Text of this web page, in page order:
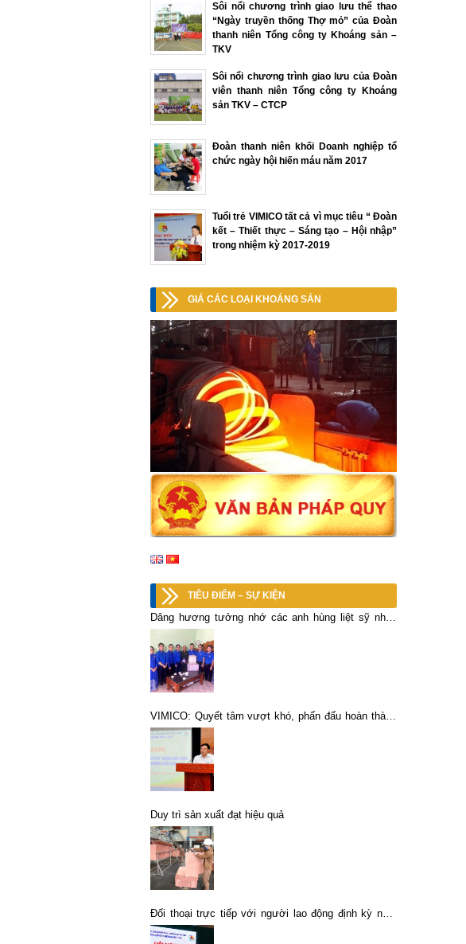
Sôi nổi chương trình giao lưu thể thao
“Ngày truyền thống Thợ mỏ” của Đoàn
thanh niên Tổng công ty Khoáng sản –
TKV
Sôi nổi chương trình giao lưu của Đoàn
viên thanh niên Tổng công ty Khoáng
sản TKV – CTCP
Đoàn thanh niên khối Doanh nghiệp tổ
chức ngày hội hiến máu năm 2017
Tuổi trẻ VIMICO tất cả vì mục tiêu “ Đoàn
kết – Thiết thực – Sáng tạo – Hội nhập”
trong nhiệm kỳ 2017-2019
GIÁ CÁC LOẠI KHOÁNG SẢN
TIÊU ĐIỂM – SỰ KIỆN
Dâng hương tưởng nhớ các anh hùng liệt sỹ nhân
ngày Thương binh – Liệt sỹ 27/7
VIMICO: Quyết tâm vượt khó, phấn đấu hoàn thành
các chỉ tiêu kế hoạch 6 tháng cuối năm 2021
Duy trì sản xuất đạt hiệu quả
Đối thoại trực tiếp với người lao động định kỳ năm
2024